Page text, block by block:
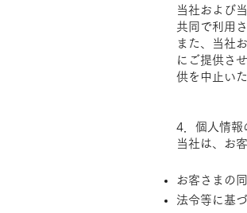
当社および
共同で利用
また、当社
にご提供さ
供を中止いた
4．個人情報
当社は、お
お客さまの
法令等に基